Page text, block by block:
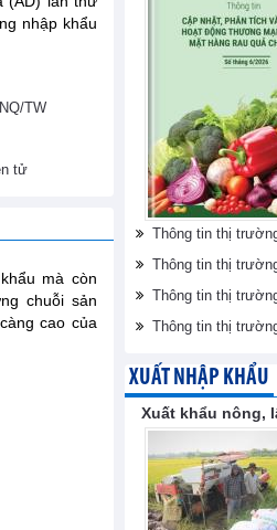
nhập khẩu
TW
tử
mà còn
chuỗi sản
cao của
Thông tin thị
Thông tin thị
Thông tin thị
Thông tin thị
XUẤT NHẬP KHẨU
Xuất khẩu nông,